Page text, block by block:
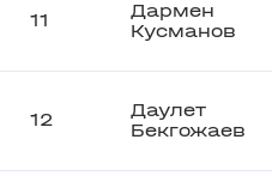
11
Дармен
Кусманов
12
Даулет
Бекгожаев